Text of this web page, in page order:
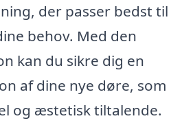
der passer bedst til
behov. Med den
kan du sikre dig en
af dine nye døre, som
og æstetisk tiltalende.